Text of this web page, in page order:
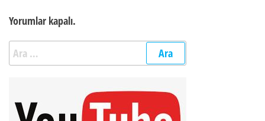
Yorumlar kapalı.
Arama: